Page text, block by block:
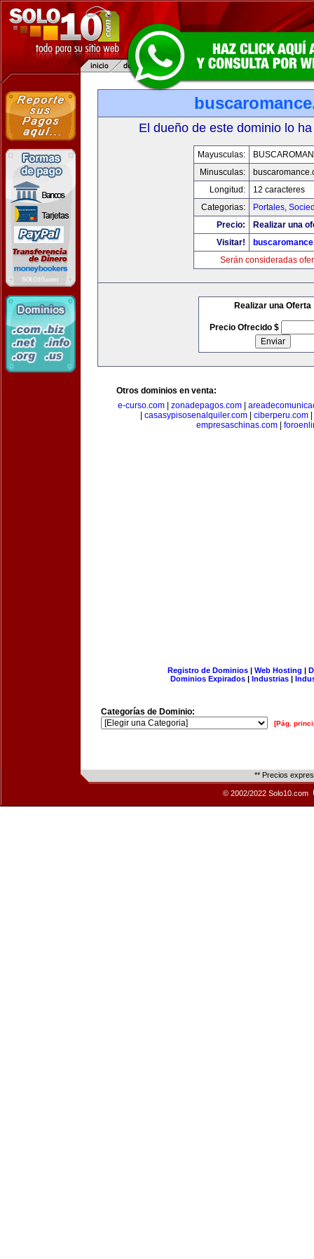
El dueño de este dominio lo
Mayusculas:
Minusculas:
Longitud:
12 caracteres
Categorias:
Portales,
Precio:
Realizar una
Visitar!
Serán consideradas
Realizar una Oferta
Precio Ofrecido $
Otros dominios en venta:
e-curso.com| zonadepagos.com|
casasypisosenalquiler.com ciberperu.com
empresaschinas.com|
Registro de Dominios| Web Hosting |
Dominios Expirados | Industrias |
Categorías de Dominio:
[Pág.
** Precios
© 2002/2022 Solo10.com